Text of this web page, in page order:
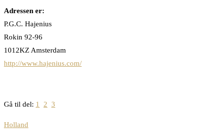
Adressen er:
P.G.C. Hajenius
Rokin 92-96
1012KZ Amsterdam
http://www.hajenius.com/
Gå til del: 1 2 3
Holland